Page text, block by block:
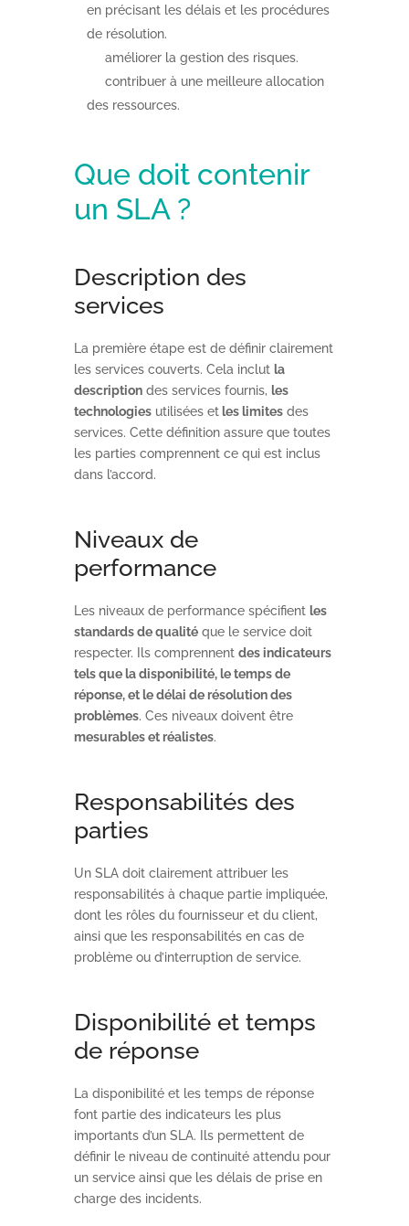
en précisant les délais et les procédures
de résolution.
améliorer la gestion des risques.
contribuer à une meilleure allocation
des ressources.
Que doit contenir
un SLA ?
Description des
services
La première étape est de définir clairement
les services couverts. Cela inclut la
descriptiondes services fournis, les
technologiesutilisées etles limitesdes
services. Cette définition assure que toutes
les parties comprennent ce qui est inclus
dans l’accord.
Niveaux de
performance
Les niveaux de performance spécifient les
standards de qualitéque le service doit
respecter. Ils comprennent des indicateurs
tels que la disponibilité, le temps de
réponse, et le délai de résolution des
problèmes. Ces niveaux doivent être
mesurables et réalistes.
Responsabilités des
parties
Un SLA doit clairement attribuer les
responsabilités à chaque partie impliquée,
dont les rôles du fournisseur et du client,
ainsi que les responsabilités en cas de
problème ou d’interruption de service.
Disponibilité et temps
de réponse
La disponibilité et les temps de réponse
font partie des indicateurs les plus
importants d’un SLA. Ils permettent de
définir le niveau de continuité attendu pour
un service ainsi que les délais de prise en
charge des incidents.